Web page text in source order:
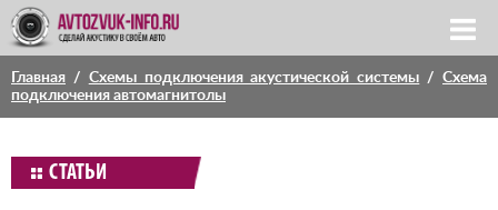
Главная / Схемы подключения акустической системы /Схема
подключения автомагнитолы
СТАТЬИ